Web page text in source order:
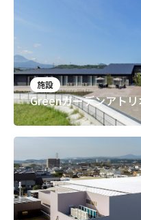
施設
Greenガーデンアト